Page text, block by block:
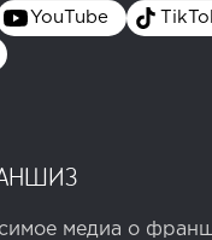
YouTube
медиа о